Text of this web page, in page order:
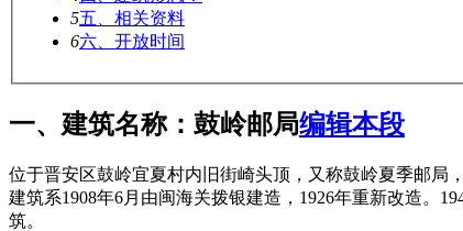
5五、相关资料
6六、开放时间
一、建筑名称：鼓岭邮局编辑本段
位于晋安区鼓岭宜夏村内旧街崎头顶，又称鼓岭夏季邮局
建筑系1908年6月由闽海关拨银建造，1926年重新改造。
筑。